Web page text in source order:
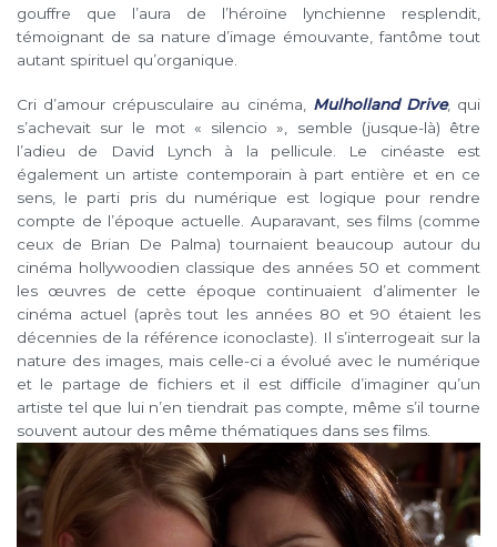
gouffre que l’aura de l’héroïne lynchienne resplendit,
témoignant de sa nature d’image émouvante, fantôme tout
autant spirituel qu’organique.
Cri d’amour crépusculaire au cinéma, Mulholland Drive, qui
s’achevait sur le mot « silencio », semble (jusque-là) être
l’adieu de David Lynch à la pellicule. Le cinéaste est
également un artiste contemporain à part entière et en ce
sens, le parti pris du numérique est logique pour rendre
compte de l’époque actuelle. Auparavant, ses films (comme
ceux de Brian De Palma) tournaient beaucoup autour du
cinéma hollywoodien classique des années 50 et comment
les œuvres de cette époque continuaient d’alimenter le
cinéma actuel (après tout les années 80 et 90 étaient les
décennies de la référence iconoclaste). Il s’interrogeait sur la
nature des images, mais celle-ci a évolué avec le numérique
et le partage de fichiers et il est difficile d’imaginer qu’un
artiste tel que lui n’en tiendrait pas compte, même s’il tourne
souvent autour des même thématiques dans ses films.